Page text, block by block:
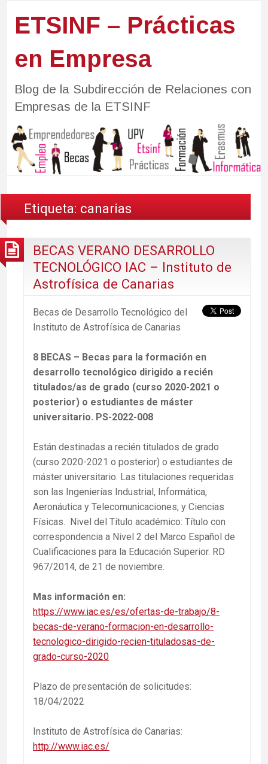
ETSINF – Prácticas
en Empresa
Blog de la Subdirección de Relaciones con
Empresas de la ETSINF
Etiqueta: canarias
BECAS VERANO DESARROLLO
TECNOLÓGICO IAC – Instituto de
Astrofísica de Canarias
Becas de Desarrollo Tecnológico del
Instituto de Astrofísica de Canarias
8 BECAS – Becas para la formación en
desarrollo tecnológico dirigido a recién
titulados/as de grado (curso 2020-2021 o
posterior) o estudiantes de máster
universitario. PS-2022-008
Están destinadas a recién titulados de grado
(curso 2020-2021 o posterior) o estudiantes de
máster universitario. Las titulaciones requeridas
son las Ingenierías Industrial, Informática,
Aeronáutica y Telecomunicaciones, y Ciencias
Físicas. Nivel del Título académico: Título con
correspondencia a Nivel 2 del Marco Español de
Cualificaciones para la Educación Superior. RD
967/2014, de 21 de noviembre.
Mas información en:
https://www.iac.es/es/ofertas-de-trabajo/8-
becas-de-verano-formacion-en-desarrollo-
tecnologico-dirigido-recien-tituladosas-de-
grado-curso-2020
Plazo de presentación de solicitudes:
18/04/2022
Instituto de Astrofísica de Canarias:
http://www.iac.es/